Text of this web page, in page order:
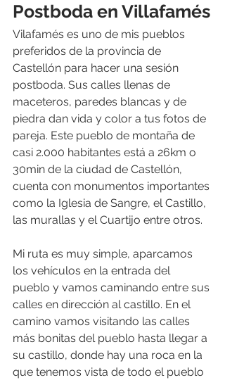
Postboda en Villafamés
Vilafamés es uno de mis pueblos
preferidos de la provincia de
Castellón para hacer una sesión
postboda. Sus calles llenas de
maceteros, paredes blancas y de
piedra dan vida y color a tus fotos de
pareja. Este pueblo de montaña de
casi 2.000 habitantes está a 26km o
30min de la ciudad de Castellón,
cuenta con monumentos importantes
como la Iglesia de Sangre, el Castillo,
las murallas y el Cuartijo entre otros.
Mi ruta es muy simple, aparcamos
los vehículos en la entrada del
pueblo y vamos caminando entre sus
calles en dirección al castillo. En el
camino vamos visitando las calles
más bonitas del pueblo hasta llegar a
su castillo, donde hay una roca en la
que tenemos vista de todo el pueblo